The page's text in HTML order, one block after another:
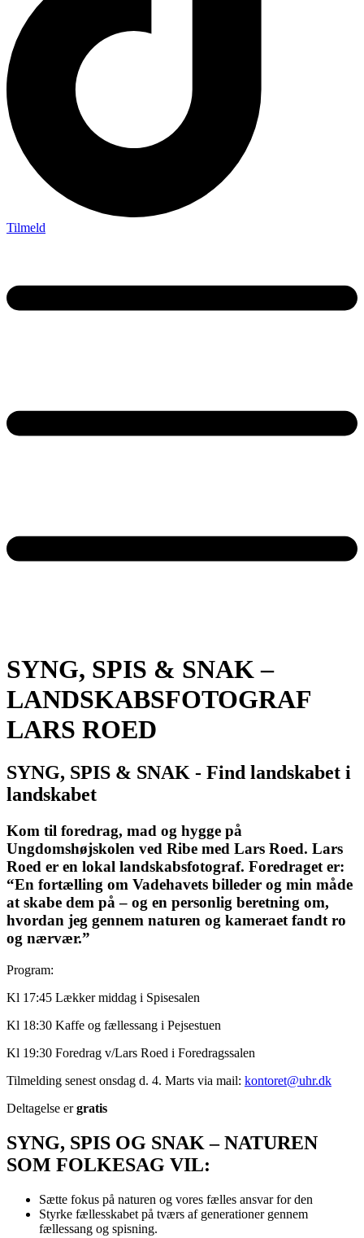
Tilmeld
SYNG, SPIS & SNAK –
LANDSKABSFOTOGRAF
LARS ROED
SYNG, SPIS & SNAK - Find landskabet i
landskabet
Kom til foredrag, mad og hygge på
Ungdomshøjskolen ved Ribe med Lars Roed. Lars
Roed er en lokal landskabsfotograf. Foredraget er:
“En fortælling om Vadehavets billeder og min måde
at skabe dem på – og en personlig beretning om,
hvordan jeg gennem naturen og kameraet fandt ro
og nærvær.”
Program:
Kl 17:45 Lækker middag i Spisesalen
Kl 18:30 Kaffe og fællessang i Pejsestuen
Kl 19:30 Foredrag v/Lars Roed i Foredragssalen
Tilmelding senest onsdag d. 4. Marts via mail: kontoret@uhr.dk
Deltagelse ergratis
SYNG, SPIS OG SNAK – NATUREN
SOM FOLKESAG VIL:
Sætte fokus på naturen og vores fælles ansvar for den
Styrke fællesskabet på tværs af generationer gennem
fællessang og spisning.